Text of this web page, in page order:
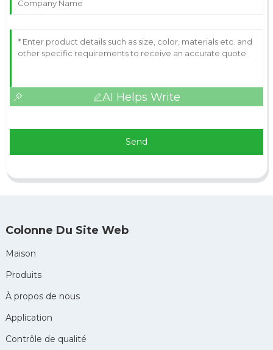
AI Helps Write
Send
Colonne Du Site Web
Maison
Produits
À propos de nous
Application
Contrôle de qualité